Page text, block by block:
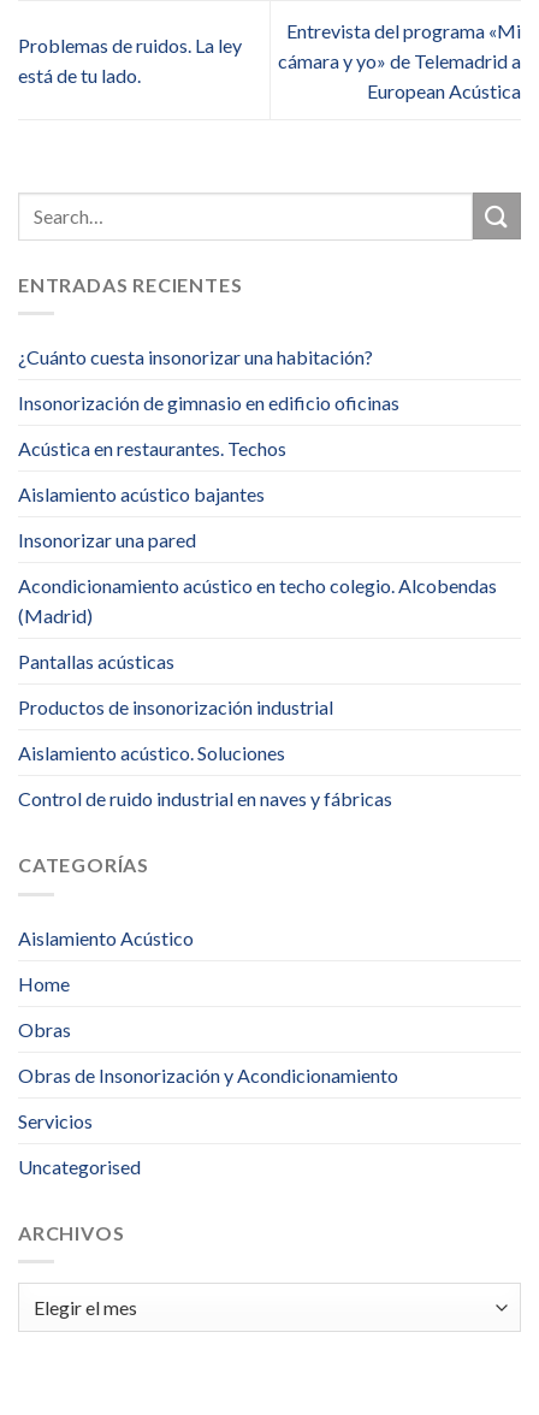
Problemas de ruidos. La ley
está de tu lado.
Entrevista del programa «Mi
cámara y yo» de Telemadrid a
European Acústica
ENTRADAS RECIENTES
¿Cuánto cuesta insonorizar una habitación?
Insonorización de gimnasio en edificio oficinas
Acústica en restaurantes. Techos
Aislamiento acústico bajantes
Insonorizar una pared
Acondicionamiento acústico en techo colegio. Alcobendas
(Madrid)
Pantallas acústicas
Productos de insonorización industrial
Aislamiento acústico. Soluciones
Control de ruido industrial en naves y fábricas
CATEGORÍAS
Aislamiento Acústico
Home
Obras
Obras de Insonorización y Acondicionamiento
Servicios
Uncategorised
ARCHIVOS